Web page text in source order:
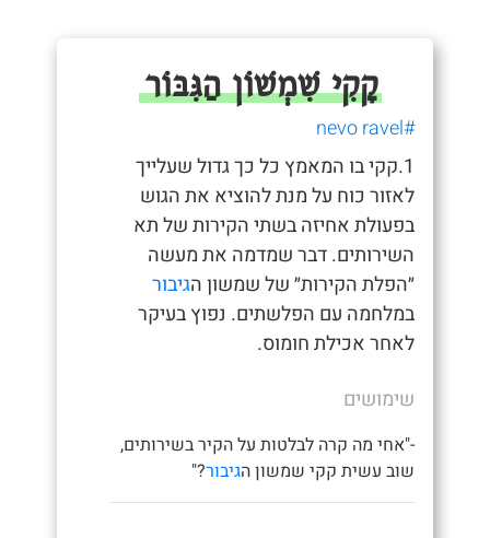
קָקִי שִׁמְשׁוֹן הַגִּבּוֹר
#nevo ravel
1.קקי בו המאמץ כל כך גדול שעלייך
לאזור כוח על מנת להוציא את הגוש
בפעולת אחיזה בשתי הקירות של תא
השירותים. דבר שמדמה את מעשה
״הפלת הקירות״ של שמשון הגיבור
במלחמה עם הפלשתים. נפוץ בעיקר
לאחר אכילת חומוס.
שימושים
-"אחי מה קרה לבלטות על הקיר בשירותים,
שוב עשית קקי שמשון הגיבור?"